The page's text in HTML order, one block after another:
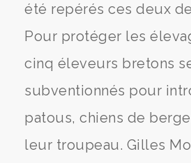
été repérés ces deux
Pour protéger les
cinq éleveurs bretons
subventionnés pour
patous, chiens de
leur troupeau. Gilles